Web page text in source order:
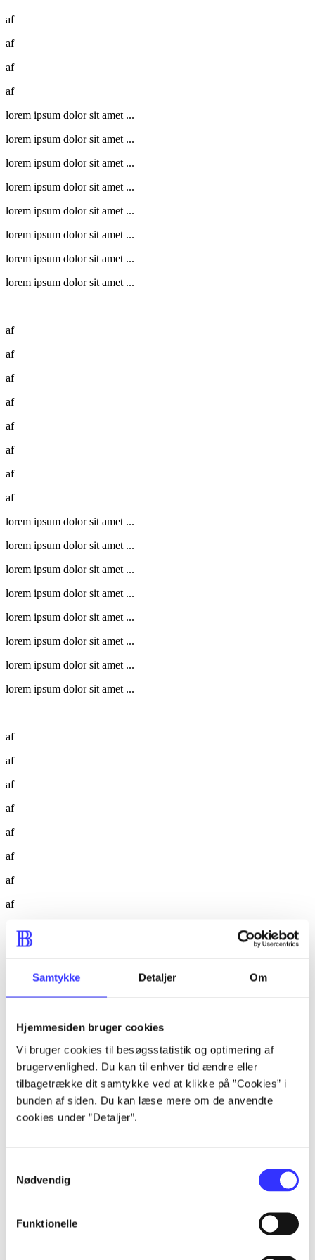
Samtykke Detaljer Om
Hjemmesiden bruger cookies
Vi bruger cookies til besøgsstatistik og optimering af
brugervenlighed. Du kan til enhver tid ændre eller
tilbagetrække dit samtykke ved at klikke på ”Cookies” i
bunden af siden. Du kan læse mere om de anvendte
cookies under ”Detaljer”.
Nødvendig
Funktionelle
af
af
af
af
lorem ipsum dolor sit amet ...
lorem ipsum dolor sit amet ...
lorem ipsum dolor sit amet ...
lorem ipsum dolor sit amet ...
lorem ipsum dolor sit amet ...
lorem ipsum dolor sit amet ...
lorem ipsum dolor sit amet ...
lorem ipsum dolor sit amet ...
af
af
af
af
af
af
af
af
lorem ipsum dolor sit amet ...
lorem ipsum dolor sit amet ...
lorem ipsum dolor sit amet ...
lorem ipsum dolor sit amet ...
lorem ipsum dolor sit amet ...
lorem ipsum dolor sit amet ...
lorem ipsum dolor sit amet ...
lorem ipsum dolor sit amet ...
af
af
af
af
af
af
af
af
lorem ipsum dolor sit amet ...
lorem ipsum dolor sit amet ...
lorem ipsum dolor sit amet ...
lorem ipsum dolor sit amet ...
lorem ipsum dolor sit amet ...
lorem ipsum dolor sit amet ...
lorem ipsum dolor sit amet ...